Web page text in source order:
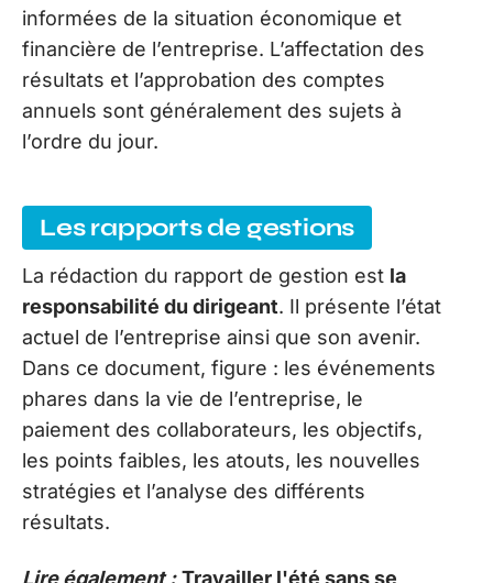
informées de la situation économique et
financière de l’entreprise. L’affectation des
résultats et l’approbation des comptes
annuels sont généralement des sujets à
l’ordre du jour.
Les rapports de gestions
La rédaction du rapport de gestion est la
responsabilité du dirigeant. Il présente l’état
actuel de l’entreprise ainsi que son avenir.
Dans ce document, figure : les événements
phares dans la vie de l’entreprise, le
paiement des collaborateurs, les objectifs,
les points faibles, les atouts, les nouvelles
stratégies et l’analyse des différents
résultats.
Lire également : Travailler l'été sans se